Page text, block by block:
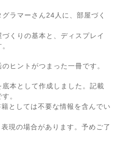
ラマーさん24人に、部屋づく
くりの基本と、ディスプレイ
ヒントがつまった一冊です。
本として作成しました。記載
。
としては不要な情報を含んでい
現の場合があります。予めご了